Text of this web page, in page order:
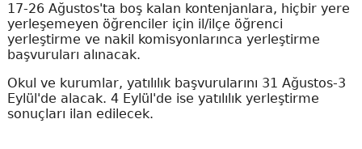
17-26 Ağustos'ta boş kalan kontenjanlara, hiçbir yere
yerleşemeyen öğrenciler için il/ilçe öğrenci
yerleştirme ve nakil komisyonlarınca yerleştirme
başvuruları alınacak.
Okul ve kurumlar, yatılılık başvurularını 31 Ağustos-3
Eylül'de alacak. 4 Eylül'de ise yatılılık yerleştirme
sonuçları ilan edilecek.